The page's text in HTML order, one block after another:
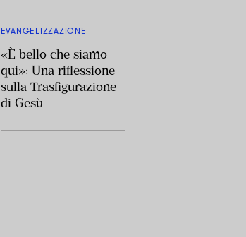
EVANGELIZZAZIONE
«È bello che siamo
qui»: Una riflessione
sulla Trasfigurazione
di Gesù